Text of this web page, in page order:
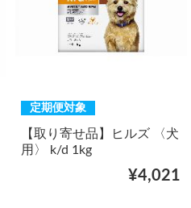
定期便対象
【取り寄せ品】ヒルズ 〈犬
用〉 k/d 1kg
¥4,021